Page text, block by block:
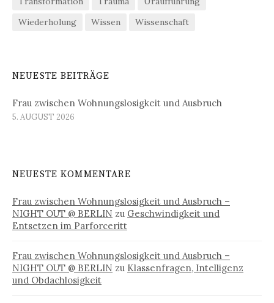
Wiederholung
Wissen Wissenschaft
NEUESTE BEITRÄGE
Frau zwischen Wohnungslosigkeit und Ausbruch
5. AUGUST 2026
NEUESTE KOMMENTARE
Frau zwischen Wohnungslosigkeit und Ausbruch –
NIGHT OUT @ BERLIN zu Geschwindigkeit und
Entsetzen im Parforceritt
Frau zwischen Wohnungslosigkeit und Ausbruch –
NIGHT OUT @ BERLIN zu Klassenfragen, Intelligenz
und Obdachlosigkeit